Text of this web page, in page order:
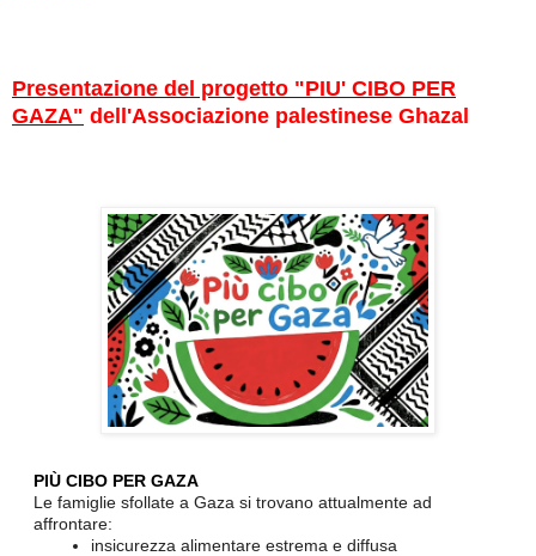
Presentazione del progetto "PIU' CIBO PER
GAZA" dell'Associazione palestinese Ghazal
PIÙ CIBO PER GAZA
Le famiglie sfollate a Gaza si trovano attualmente ad
affrontare:
insicurezza alimentare estrema e diffusa